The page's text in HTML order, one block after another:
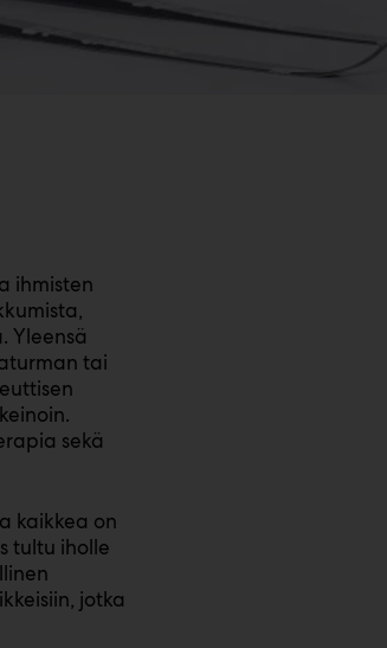
ihmisten
Yleensä
tai
sekä
kaikkea on
tultu iholle
jotka